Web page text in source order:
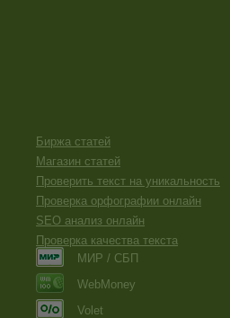
Биржа статей
Магазин статей
Проверить текст на уникальность
Проверка орфографии онлайн
SEO анализ онлайн
Проверка качества текста
МИР / СБП
WebMoney
Volet